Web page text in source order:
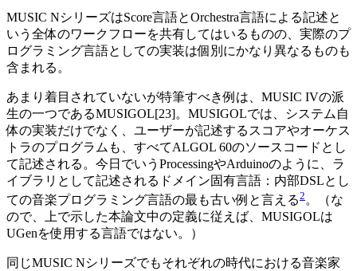
MUSIC NシリーズはScore言語とOrchestra言語による記述と
いう全体のワークフローを共有してはいるものの、実際のプ
ログラミング言語としての実装は個別にかなり異なるものも
含まれる。
あまり着目されていないが特筆すべき例は、MUSIC IVの派
生の一つであるMUSIGOL[23]。MUSIGOLでは、システム自
体の実装だけでなく、ユーザーが記述するスコアやオーケス
トラのプログラムも、すべてALGOL 60のソースコードとし
て記述される。今日でいうProcessingやArduinoのように、ラ
イブラリとして記述されるドメイン固有言語：内部DSLとし
ての音楽プログラミング言語の最も古い例と言える2 。（な
ので、上で示した本論文中の定義に従えば、MUSIGOLは
UGenを使用する言語ではない。）
同じMUSIC Nシリーズでもそれぞれの時代における音楽家